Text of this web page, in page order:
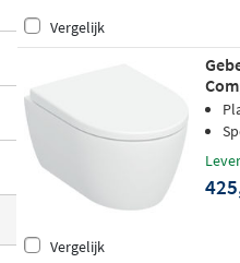
e oppervlaktebehandelingen
ebruiksgemak en eenvoudig
Vergelijk
QR
Vergelijk